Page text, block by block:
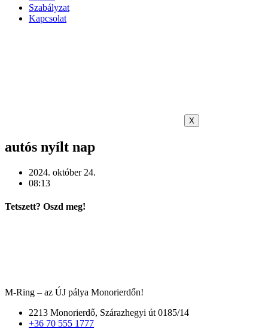
Szabályzat
Kapcsolat
X
autós nyílt nap
2024. október 24.
08:13
Tetszett? Oszd meg!
M-Ring – az ÚJ pálya Monorierdőn!
2213 Monorierdő, Szárazhegyi út 0185/14
+36 70 555 1777